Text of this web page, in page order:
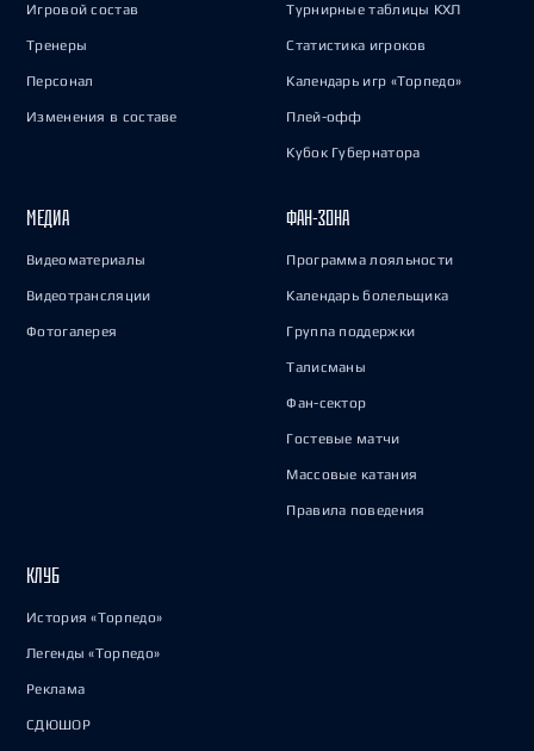
Игровой состав
Тренеры
Персонал
Изменения в составе
Турнирные таблицы КХЛ
Статистика игроков
Календарь игр «Торпедо»
Плей-офф
Кубок Губернатора
МЕДИА
Видеоматериалы
Видеотрансляции
Фотогалерея
ФАН-ЗОНА
Программа лояльности
Календарь болельщика
Группа поддержки
Талисманы
Фан-сектор
Гостевые матчи
Массовые катания
Правила поведения
КЛУБ
История «Торпедо»
Легенды «Торпедо»
Реклама
СДЮШОР